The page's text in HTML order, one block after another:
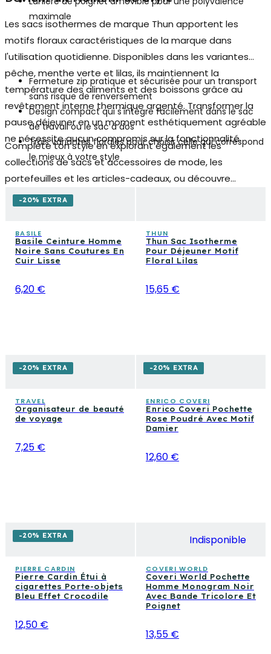
maximale
Les sacs isothermes de marque Thun apportent les
motifs floraux caractéristiques de la marque dans
l'utilisation quotidienne. Disponibles dans les variantes
pêche, menthe verte et lilas, ils maintiennent la
température des aliments et des boissons grâce au
revêtement interne thermique argenté. Transformer la
pause déjeuner en un moment esthétiquement agréable
ne nécessite aucun compromis sur la fonctionnalité.
Fermeture zip pratique et sécurisée pour un transport
sans risque de renversement
Design compact qui s'intègre facilement dans le sac
de travail ou le sac à dos
Trois variantes florales pour choisir celle qui correspond
le mieux à votre style
Complète ton style en explorant également les
collections desacs et accessoires de mode, les
portefeuilles et les articles-cadeaux, ou découvre
comment associer ces accessoires aux produits de
-20% EXTRA
BASILE
Basile Ceinture Homme
Noire Sans Coutures En
Cuir Lisse
6,20 €
THUN
Thun Sac Isotherme
Pour Déjeuner Motif
Floral Lilas
15,65 €
-20% EXTRA
TRAVEL
Organisateur de beauté
de voyage
7,25 €
-20% EXTRA
ENRICO COVERI
Enrico Coveri Pochette
Rose Poudré Avec Motif
Damier
12,60 €
-20% EXTRA
PIERRE CARDIN
Pierre Cardin Étui à
cigarettes Porte-objets
Bleu Effet Crocodile
12,50 €
Indisponible
COVERI WORLD
Coveri World Pochette
Homme Monogram Noir
Avec Bande Tricolore Et
Poignet
13,55 €